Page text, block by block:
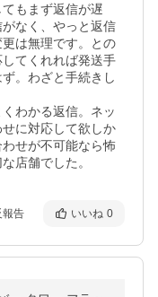
もまず返信が遅
なく、やっと返信
は無理です。との
てくれれば発送手
。わざと手続きし
わかる返信。ネッ
に対応して欲しか
せが不可能なら怖
店舗でした。
報告 いいね 0